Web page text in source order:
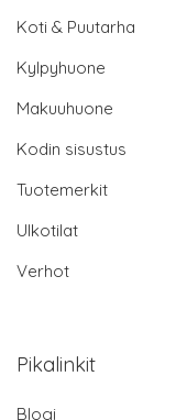
Koti & Puutarha
Kylpyhuone
Makuuhuone
Kodin sisustus
Tuotemerkit
Ulkotilat
Verhot
Pikalinkit
Blogi